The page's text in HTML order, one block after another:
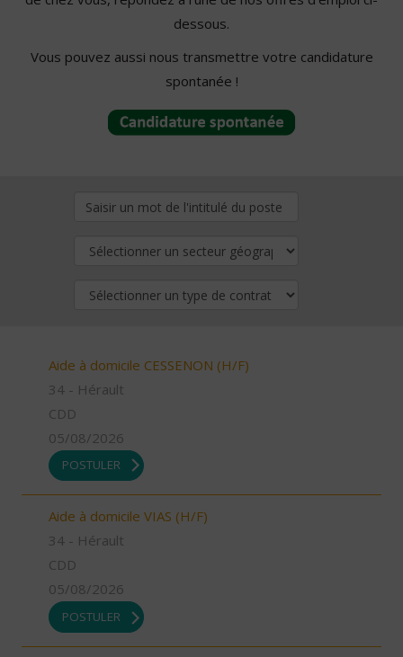
dessous.
Vous pouvez aussi nous transmettre votre candidature
spontanée !
Aide à domicile CESSENON (H/F)
34 - Hérault
CDD
05/08/2026
POSTULER
Aide à domicile VIAS (H/F)
34 - Hérault
CDD
05/08/2026
POSTULER